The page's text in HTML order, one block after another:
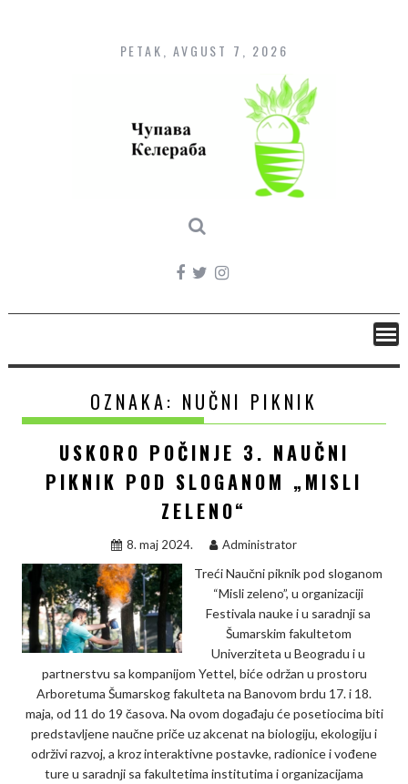
content
PETAK, AVGUST 7, 2026
OZNAKA: NUČNI PIKNIK
USKORO POČINJE 3. NAUČNI
PIKNIK POD SLOGANOM „MISLI
ZELENO“
8. maj 2024. Administrator
Treći Naučni piknik pod sloganom
“Misli zeleno”, u organizaciji
Festivala nauke i u saradnji sa
Šumarskim fakultetom
Univerziteta u Beogradu i u
partnerstvu sa kompanijom Yettel, biće održan u prostoru
Arboretuma Šumarskog fakulteta na Banovom brdu 17. i 18.
maja, od 11 do 19 časova. Na ovom događaju će posetiocima biti
predstavljene naučne priče uz akcenat na biologiju, ekologiju i
održivi razvoj, a kroz interaktivne postavke, radionice i vođene
ture u saradnji sa fakultetima institutima i organizacijama